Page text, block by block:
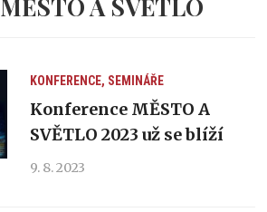
MĚSTO A SVĚTLO
KONFERENCE, SEMINÁŘE
Konference MĚSTO A
SVĚTLO 2023 už se blíží
9. 8. 2023